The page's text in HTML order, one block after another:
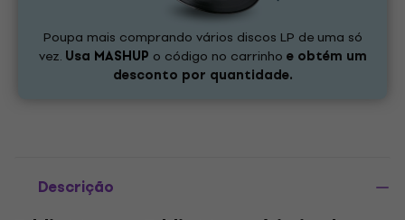
Poupa mais comprando vários discos LP de uma só
vez. Usa MASHUP o código no carrinho e obtém um
desconto por quantidade.
Descrição